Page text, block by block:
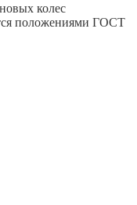
колес
положениями ГОСТ